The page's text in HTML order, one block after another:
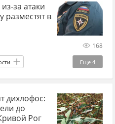
ЕС
на Украине
за атаки
разместят в
168
Еще 4
область
дихлофос:
до
Рог